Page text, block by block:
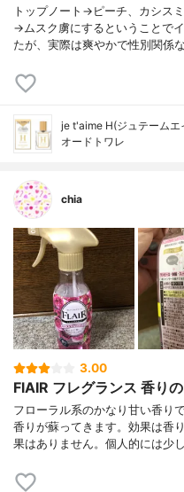
トップノート→ピーチ、カシス
→ムスク虜にするということで
たが、実際は爽やかで性別関係
je t'aime H(ジュテームエ
オードトワレ
chia
3.00
FlAIR フレグランス 香り
フローラル系のかなり甘い香り
香りが蘇ってきます。効果は香
果はありません。個人的には少